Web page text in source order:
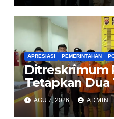
APRESIASI PEMERINTAHAN
Ditreskrimum
Tetapkan Dua
Kasus Aksi
Penghasutan
AGU 7, 2026 ADMIN